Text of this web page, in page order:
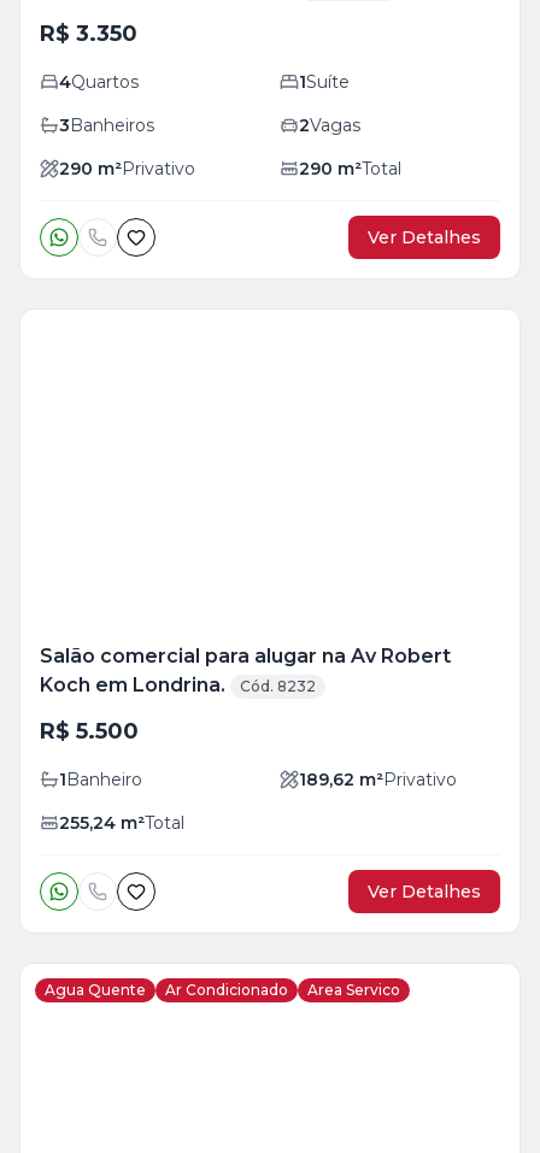
R$ 3.350
4Quartos 1Suíte
3Banheiros 2Vagas
290 m²Privativo 290 m²Total
Ver Detalhes
Salão comercial para alugar na Av Robert
Koch em Londrina.
Cód. 8232
R$ 5.500
1Banheiro 189,62 m²Privativo
255,24 m²Total
Ver Detalhes
Agua Quente Ar Condicionado Area Servico